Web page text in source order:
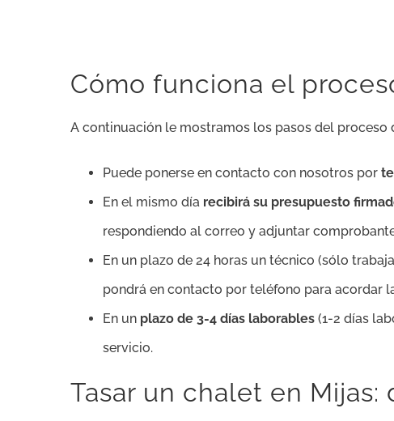
Cómo funciona el
A continuación le mostramos los pasos del proceso
Puede ponerse en contacto con nosotros por
En el mismo día recibirá su presupuesto
respondiendo al correo y adjuntar
En un plazo de 24 horas un técnico (sólo
pondrá en contacto por teléfono para acordar
En un plazo de 3-4 días laborables (1-2 días
servicio.
Tasar un chalet en